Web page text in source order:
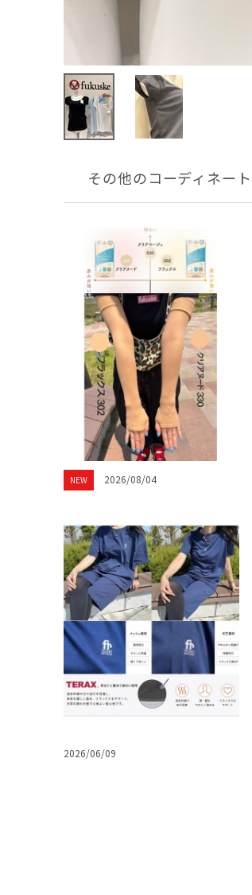
その他のコーディネート
NEW 2026/08/04
2026/06/09